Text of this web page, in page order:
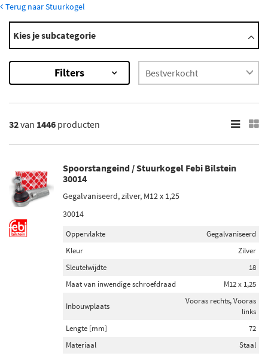
Terug naar Stuurkogel
Modellen
Besta
Carens
Cee'D
Ceed
×
Resultaten
Merk
Febi Bilstein (69)
Moog (59)
ABS (52)
Nipparts (15)
Blue Print (66)
Kies je subcategorie
Filters
32van 1446 producten
Spoorstangeind / Stuurkogel Febi Bilstein
30014
Gegalvaniseerd, zilver, M12 x 1,25
30014
Oppervlakte
Gegalvaniseerd
Kleur
Zilver
Sleutelwijdte
18
Maat van inwendige schroefdraad
M12 x 1,25
Inbouwplaats
Vooras rechts, Vooras
links
Lengte [mm]
72
Materiaal
Staal